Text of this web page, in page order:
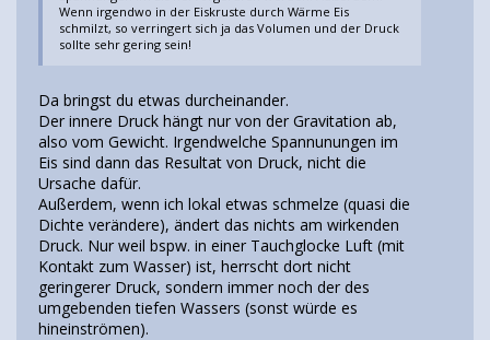
Wenn irgendwo in der Eiskruste durch Wärme Eis
schmilzt, so verringert sich ja das Volumen und der Druck
sollte sehr gering sein!
Da bringst du etwas durcheinander.
Der innere Druck hängt nur von der Gravitation ab,
also vom Gewicht. Irgendwelche Spannunungen im
Eis sind dann das Resultat von Druck, nicht die
Ursache dafür.
Außerdem, wenn ich lokal etwas schmelze (quasi die
Dichte verändere), ändert das nichts am wirkenden
Druck. Nur weil bspw. in einer Tauchglocke Luft (mit
Kontakt zum Wasser) ist, herrscht dort nicht
geringerer Druck, sondern immer noch der des
umgebenden tiefen Wassers (sonst würde es
hineinströmen).